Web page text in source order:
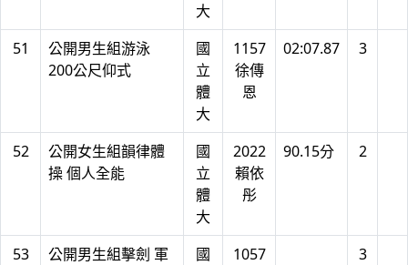
大
51
公開男生組游泳
200公尺仰式
國
立
體
大
1157
徐傳
恩
02:07.87 3
52
公開女生組韻律體
操 個人全能
國
立
體
大
2022
賴依
彤
90.15分 2
53
公開男生組擊劍 軍
國
1057
3